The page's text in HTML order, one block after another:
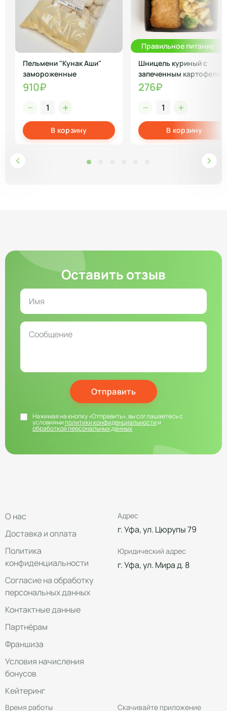
Пельмени "Кунак Аши"
замороженные
910₽
В корзину
Правильное питание
Шницель куриный с
запеченным картофелем
и брокколи
276₽
В корзину
Оставить отзыв
Отправить
Нажимая на кнопку «Отправить», вы соглашаетесь с
условиямиполитики конфиденциальностии
обработкой персональных данных
О нас
Доставка и оплата
Политика
конфиденциальности
Согласие на обработку
персональных данных
Контактные данные
Партнёрам
Франшиза
Условия начисления
бонусов
Кейтеринг
Адрес
г. Уфа, ул. Цюрупы 79
Юридический адрес
г. Уфа, ул. Мира д. 8
Время работы Скачивайте приложение